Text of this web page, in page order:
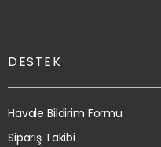
DESTEK
Havale Bildirim Formu
Sipariş Takibi